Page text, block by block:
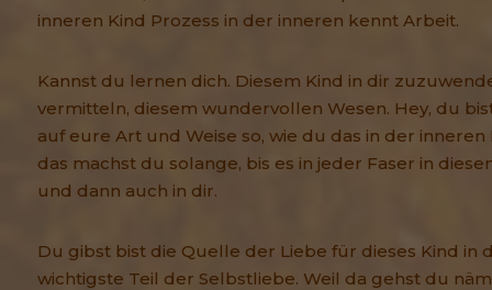
inneren Kind Prozess in der inneren kennt Arbeit.
Kannst du lernen dich. Diesem Kind in dir
vermitteln, diesem wundervollen Wesen. Hey, du
auf eure Art und Weise so, wie du das in der
das machst du solange, bis es in jeder Faser in
und dann auch in dir.
Du gibst bist die Quelle der Liebe für dieses Kind in
wichtigste Teil der Selbstliebe. Weil da gehst du